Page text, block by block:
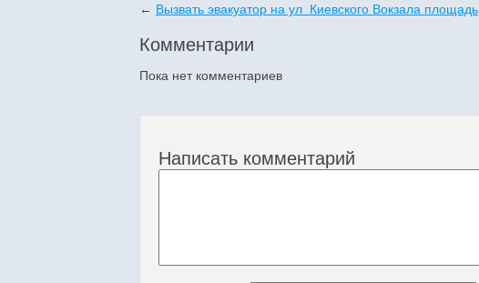
← Вызвать эвакуатор на ул Киевского Вокзала площадь
Комментарии
Пока нет комментариев
Написать комментарий